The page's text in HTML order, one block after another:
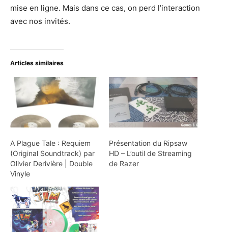
mise en ligne. Mais dans ce cas, on perd l’interaction
avec nos invités.
Articles similaires
A Plague Tale : Requiem
(Original Soundtrack) par
Olivier Derivière | Double
Vinyle
Présentation du Ripsaw
HD – L’outil de Streaming
de Razer